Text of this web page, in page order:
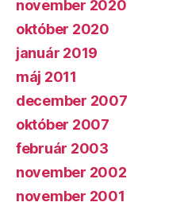
november 2020
október 2020
január 2019
máj 2011
december 2007
október 2007
február 2003
november 2002
november 2001